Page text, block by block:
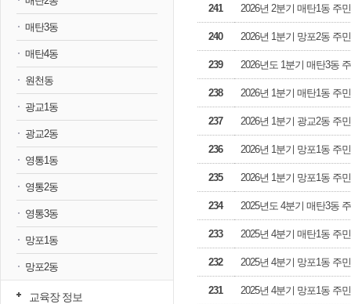
매탄3동
매탄4동
원천동
광교1동
광교2동
영통1동
영통2동
영통3동
망포1동
망포2동
교육장 정보
241 2026년 2분기 매탄1동 주
240 2026년 1분기 망포2동 주
239 2026년도 1분기 매탄3동
238 2026년 1분기 매탄1동 주
237 2026년 1분기 광교2동 주
236 2026년 1분기 망포1동 주
235 2026년 1분기 망포1동 주
234 2025년도 4분기 매탄3동
233 2025년 4분기 매탄1동 주
232 2025년 4분기 망포1동 주
231 2025년 4분기 망포1동 주